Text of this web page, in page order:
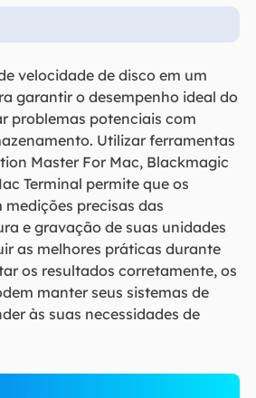
velocidade de disco em um
garantir o desempenho ideal do
problemas potenciais com
Utilizar ferramentas
Master For Mac, Blackmagic
Terminal permite que os
precisas das
e gravação de suas unidades
as melhores práticas durante
os resultados corretamente, os
manter seus sistemas de
às suas necessidades de